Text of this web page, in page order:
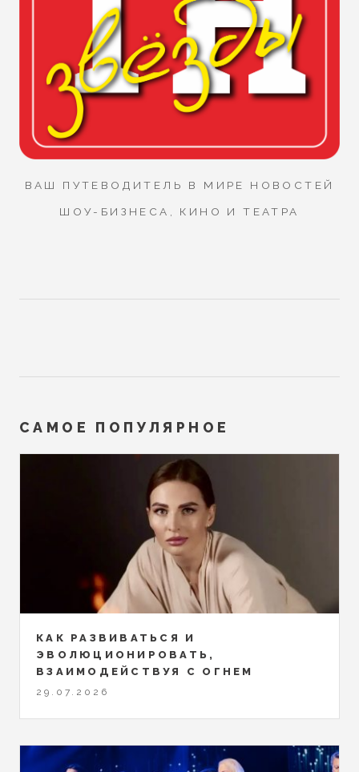
ВАШ ПУТЕВОДИТЕЛЬ В МИРЕ НОВОСТЕЙ
ШОУ-БИЗНЕСА, КИНО И ТЕАТРА
САМОЕ ПОПУЛЯРНОЕ
КАК РАЗВИВАТЬСЯ И
ЭВОЛЮЦИОНИРОВАТЬ,
ВЗАИМОДЕЙСТВУЯ С ОГНЕМ
29.07.2026